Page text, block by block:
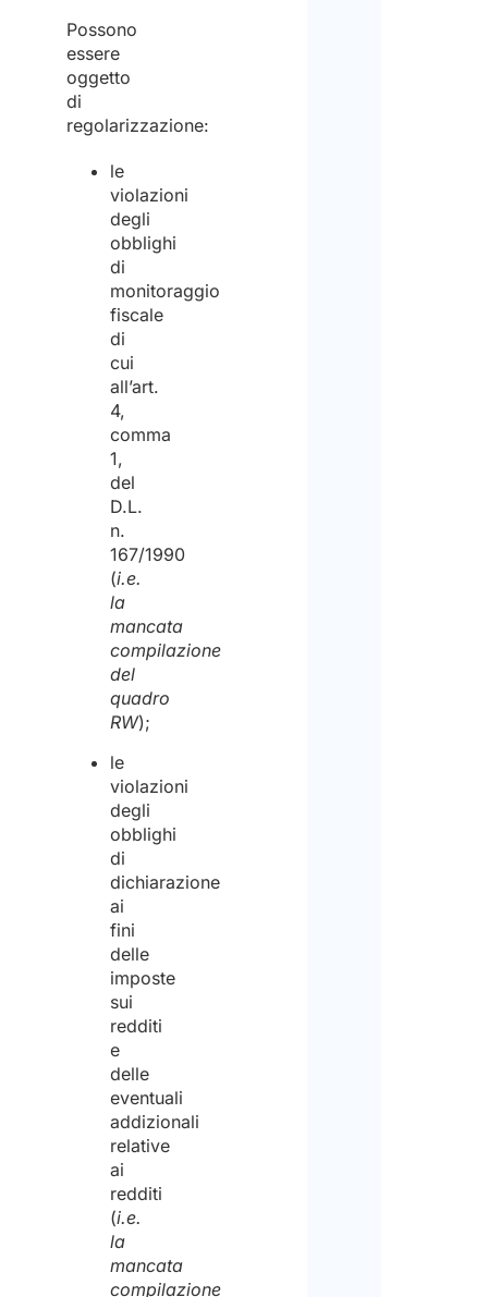
Possono
essere
oggetto
di
regolarizzazione:
le
violazioni
degli
obblighi
di
monitoraggio
fiscale
di
cui
all’art.
4,
comma
1,
del
D.L.
n.
167/1990
(i.e.
la
mancata
compilazione
del
quadro
RW);
le
violazioni
degli
obblighi
di
dichiarazione
ai
fini
delle
imposte
sui
redditi
e
delle
eventuali
addizionali
relative
ai
redditi
(i.e.
la
mancata
compilazione